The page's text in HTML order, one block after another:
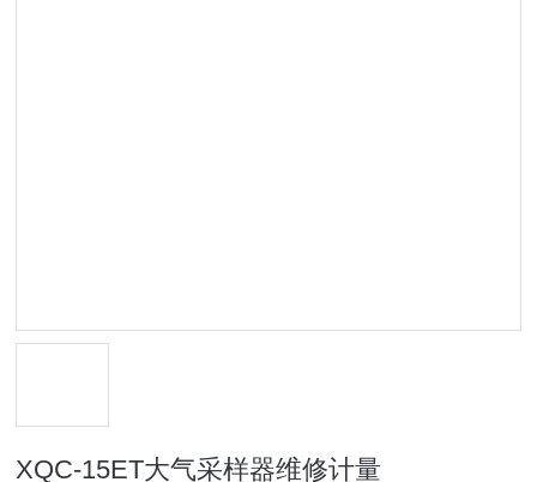
XQC-15ET大气采样器维修计量